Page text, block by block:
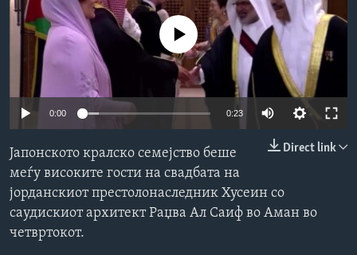
ИНТЕРВЈУА
Јазици No media source currently available
0:00 0:23
Direct link
Јапонското кралско семејство беше
меѓу високите гости на свадбата на
јорданскиот престолонаследник Хусеин со
саудискиот архитект Раџва Ал Саиф во Аман во
четвртокот.